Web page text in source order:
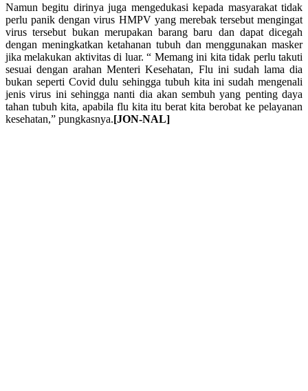
Namun begitu dirinya juga mengedukasi kepada masyarakat tidak
perlu panik dengan virus HMPV yang merebak tersebut mengingat
virus tersebut bukan merupakan barang baru dan dapat dicegah
dengan meningkatkan ketahanan tubuh dan menggunakan masker
jika melakukan aktivitas di luar. “ Memang ini kita tidak perlu takuti
sesuai dengan arahan Menteri Kesehatan, Flu ini sudah lama dia
bukan seperti Covid dulu sehingga tubuh kita ini sudah mengenali
jenis virus ini sehingga nanti dia akan sembuh yang penting daya
tahan tubuh kita, apabila flu kita itu berat kita berobat ke pelayanan
kesehatan,” pungkasnya.[JON-NAL]